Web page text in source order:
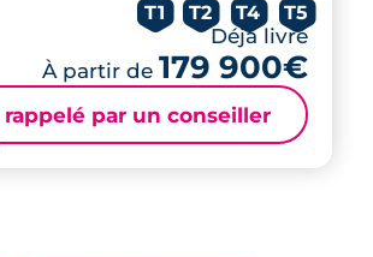
T1 T2 T4 T5
Déjà livré
À partir de 179 900€
rappelé par un conseiller